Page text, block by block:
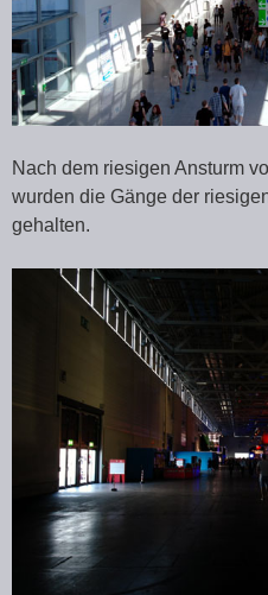
Nach dem riesigen Ansturm
wurden die Gänge der
gehalten.